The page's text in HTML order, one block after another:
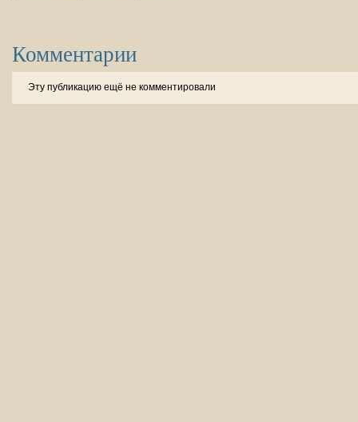
Комментарии
Эту публикацию ещё не комментировали